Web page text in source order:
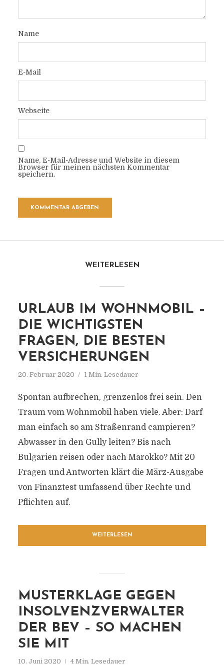
Name
E-Mail
Webseite
Name, E-Mail-Adresse und Website in diesem
Browser für meinen nächsten Kommentar
speichern.
WEITERLESEN
URLAUB IM WOHNMOBIL –
DIE WICHTIGSTEN
FRAGEN, DIE BESTEN
VERSICHERUNGEN
20. Februar 2020 1 Min. Lesedauer
Spontan aufbrechen, grenzenlos frei sein. Den
Traum vom Wohnmobil haben viele. Aber: Darf
man einfach so am Straßenrand campieren?
Abwasser in den Gully leiten? Bis nach
Bulgarien reisen oder nach Marokko? Mit 20
Fragen und Antworten klärt die März-Ausgabe
von Finanztest umfassend über Rechte und
Pflichten auf.
WEITERLESEN
MUSTERKLAGE GEGEN
INSOLVENZVERWALTER
DER BEV – SO MACHEN
SIE MIT
10. Juni 2020 4 Min. Lesedauer